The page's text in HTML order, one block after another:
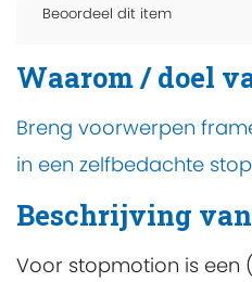
Beoordeel dit item
Waarom / doel
Breng voorwerpen
in een zelfbedachte
Beschrijving
Voor stopmotion is